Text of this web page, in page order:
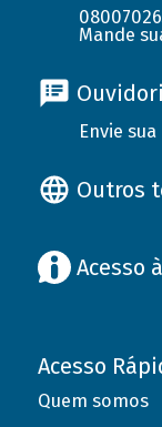
Mande
Envie
Outros
Acesso
Acesso
Quem somos